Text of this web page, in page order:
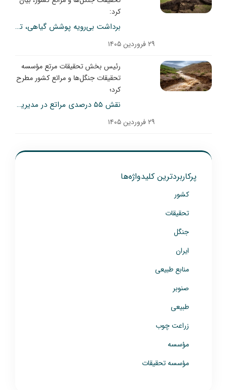
کرد:
برداشت بی‌رویه پوشش گیاهی، تهدید همزمان خاک و چرخه آب در مراتع
۲۹ فروردین ۱۴۰۵
رئیس بخش تحقیقات مرتع مؤسسه
تحقیقات جنگل‌ها و مراتع کشور مطرح
کرد؛
نقش ۵۵ درصدی مراتع در مدیریت بارش/ برداشت بی‌رویه عامل تشدید سیلاب‌های ناگهانی
۲۹ فروردین ۱۴۰۵
پرکاربردترین کلیدواژه‌ها
کشور
تحقیقات
جنگل
ایران
منابع طبیعی
صنوبر
طبیعی
زراعت چوب
مؤسسه
مؤسسه تحقیقات